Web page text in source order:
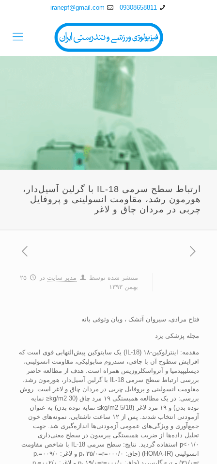
09308658811
iranepf@gmail.com
ارتباط سطح سرمی IL-18 با گرلين آسيل‌دار،
هورمون رشد، مقاومت انسولينی و پروفايل
چربی در مردان چاق و لاغر
منتشر شده توسط مدیر سایت در
۲۵
بهمن ۱۳۹۳
فتاح مرادی، سيروان آتشک ، ويان وثوقی بانه
مجله پزشکی یزد
مقدمه: اينترلوکين-۱۸ (IL-18) يک سايتوکين پيش‌التهابی قوی است که
افزايش سطوح آن با چاقی، سندروم متابوليکی، مقاومت انسولينی،
ديسليپيدميا و آترواسکلروزيس همراه است. هدف از مطالعه حاضر
بررسی ارتباط سطح سرمی IL-18 با گرلين آسيل‌دار، هورمون رشد،
مقاومت انسولينی و پروفايل چربی در مردان چاق و لاغر است. روش
بررسی: در يک مطالعه همبستگی ۱۹ مرد چاق (kg/m2 30≤ نمايه
توده بدن) و ۱۹ مرد لاغر (kg/m2 5/18≥ نمايه توده بدن) به عنوان
آزمودنی انتخاب شدند. پس از ۱۲ ساعت ناشتايی، نمونه‌های خون
جمع‌آوری و ويژگی‌های عمومی آزمودنی‌ها اندازه‌گيری شد. جهت
تحليل داده‌ها از ضريب همبستگی پيرسون در سطح معنی‌داری
۰۱/۰>p استفاده گرديد. نتايج: سطح سرمی IL-18 با شاخص مقاومت
انسولينی (HOMA-IR) (چاق: ۰۰۰/۰=p، ۳۵/۰=r و لاغر: ۰۰۹/۰=p،